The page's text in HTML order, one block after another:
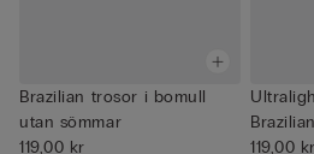
Brazilian trosor i bomull
utan sömmar
119,00 kr
119,00 kr